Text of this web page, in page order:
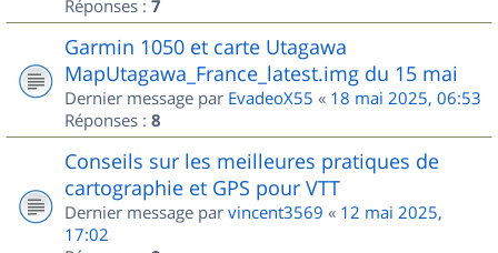
Réponses : 7
Garmin 1050 et carte Utagawa
MapUtagawa_France_latest.img du 15 mai
Dernier message par EvadeoX55 « 18 mai 2025, 06:53
Réponses : 8
Conseils sur les meilleures pratiques de
cartographie et GPS pour VTT
Dernier message par vincent3569 « 12 mai 2025,
17:02